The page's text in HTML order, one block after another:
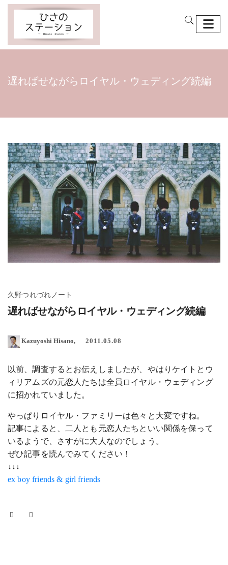
遅ればせながらロイヤル・ウェディング続編
久野つれづれノート
遅ればせながらロイヤル・ウェディング続編
Kazuyoshi Hisano 2011.05.08
以前、調査するとお伝えしましたが、やはりケイトとウ
ィリアムズの元恋人たちは全員ロイヤル・ウェディング
に招かれていました。
やっぱりロイヤル・ファミリーは色々と大変ですね。
記事によると、二人とも元恋人たちといい関係を保って
いるようで、さすがに大人なのでしょう。
ぜひ記事を読んでみてください！
↓↓↓
ex boy friends & girl friends